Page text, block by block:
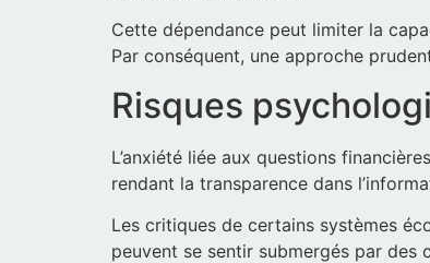
Cette dépendance peut limiter la
Par conséquent, une approche
Risques
L’anxiété liée aux questions
rendant la transparence dans
Les critiques de certains systèmes
peuvent se sentir submergés par des